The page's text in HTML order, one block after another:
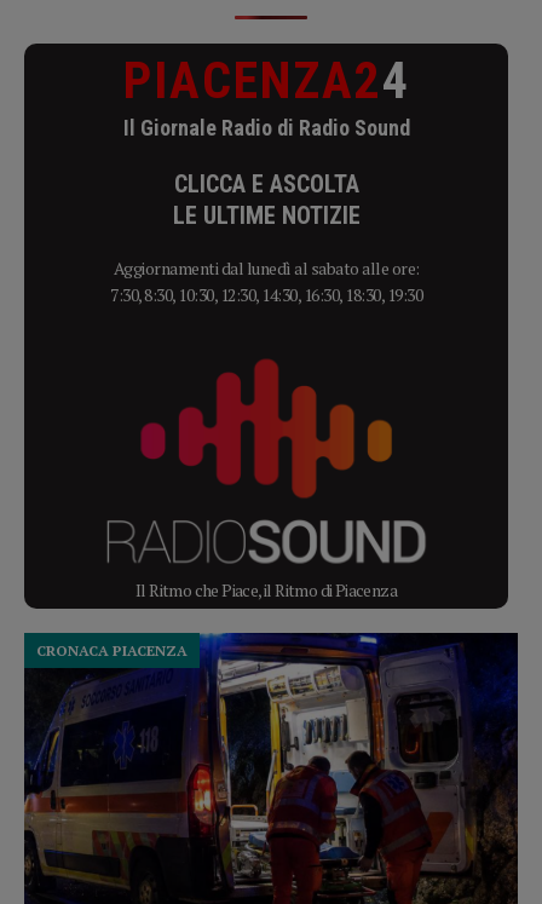
PIACENZA24
Il Giornale Radio di Radio Sound
CLICCA E ASCOLTA
LE ULTIME NOTIZIE
Aggiornamenti dal lunedì al sabato alle ore:
7:30, 8:30, 10:30, 12:30, 14:30, 16:30, 18:30, 19:30
Il Ritmo che Piace, il Ritmo di Piacenza
CRONACA PIACENZA